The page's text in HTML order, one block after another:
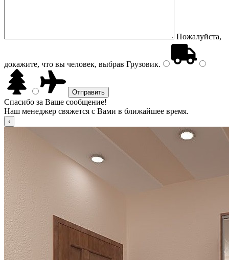
Пожалуйста,
докажите, что вы человек, выбрав Грузовик.
Спасибо за Ваше сообщение!
Наш менеджер свяжется с Вами в ближайшее время.